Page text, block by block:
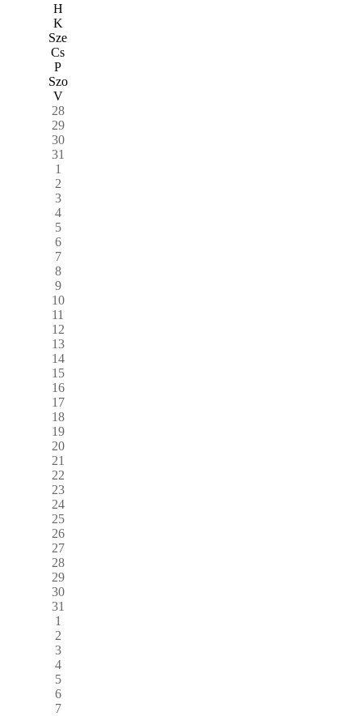
H
K
Sze
Cs
P
Szo
V
28
29
30
31
1
2
3
4
5
6
7
8
9
10
11
12
13
14
15
16
17
18
19
20
21
22
23
24
25
26
27
28
29
30
31
1
2
3
4
5
6
7